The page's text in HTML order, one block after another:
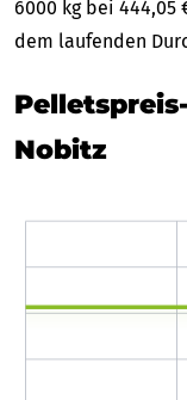
6000 kg bei 444,05
dem laufenden
Nobitz